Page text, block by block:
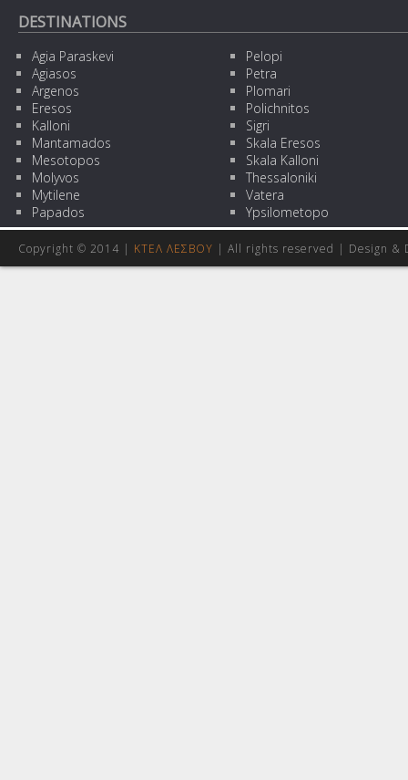
DESTINATIONS
Agia Paraskevi
Agiasos
Argenos
Eresos
Kalloni
Mantamados
Mesotopos
Molyvos
Mytilene
Papados
Pelopi
Petra
Plomari
Polichnitos
Sigri
Skala Eresos
Skala Kalloni
Thessaloniki
Vatera
Ypsilometopo
Copyright © 2014 | ΚΤΕΛ ΛΕΣΒΟΥ | All rights reserved | Design &